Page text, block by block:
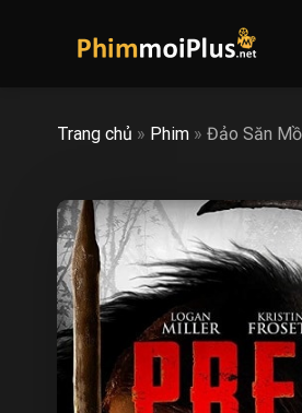
Trang chủ » Phim » Đảo Săn